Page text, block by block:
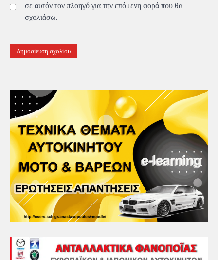
σε αυτόν τον πλοηγό για την επόμενη φορά που θα
σχολιάσω.